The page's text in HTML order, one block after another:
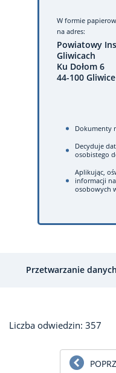
W formie
na adres:
Powiatowy
Gliwicach
Ku Dołom 6
44-100 Gliwice
Dokumenty
Decyduje
osobistego
Aplikując,
informacji
osobowych
Przetwarzanie
Liczba odwiedzin: 357